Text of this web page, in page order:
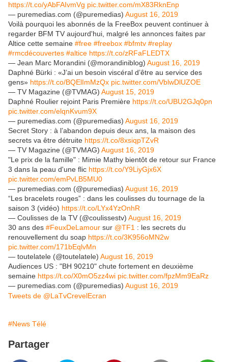
https://t.co/yAbFAIvmVg pic.twitter.com/mX83RknEnp
— puremedias.com (@puremedias) August 16, 2019
Voilà pourquoi les abonnés de la FreeBox peuvent continuer à
regarder BFM TV aujourd'hui, malgré les annonces faites par
Altice cette semaine #free #freebox #bfmtv #replay
#rmcdécouvertes #altice https://t.co/zRFaFLEDTX
— Jean Marc Morandini (@morandiniblog) August 16, 2019
Daphné Bürki : «J’ai un besoin viscéral d’être au service des
gens» https://t.co/BQElImMzQx pic.twitter.com/VblwDlUZOE
— TV Magazine (@TVMAG) August 15, 2019
Daphné Roulier rejoint Paris Première https://t.co/UBU2GJq0pn
pic.twitter.com/elqnKvum9X
— puremedias.com (@puremedias) August 16, 2019
Secret Story : à l’abandon depuis deux ans, la maison des
secrets va être détruite https://t.co/8xsiqpTZvR
— TV Magazine (@TVMAG) August 16, 2019
"Le prix de la famille" : Mimie Mathy bientôt de retour sur France
3 dans la peau d'une flic https://t.co/Y9LiyGjx6X
pic.twitter.com/emPvLB5MU0
— puremedias.com (@puremedias) August 16, 2019
“Les bracelets rouges” : dans les coulisses du tournage de la
saison 3 (vidéo) https://t.co/LYx4YzOnhR
— Coulisses de la TV (@coulissestv) August 16, 2019
30 ans des #FeuxDeLamour sur @TF1 : les secrets du
renouvellement du soap https://t.co/3K956oMN2w
pic.twitter.com/171bEqlvMn
— toutelatele (@toutelatele) August 16, 2019
Audiences US : "BH 90210" chute fortement en deuxième
semaine https://t.co/X0mO5zz4wi pic.twitter.com/fpzMm9EaRz
— puremedias.com (@puremedias) August 16, 2019
Tweets de @LaTvCrevelEcran
#News Télé
Partager